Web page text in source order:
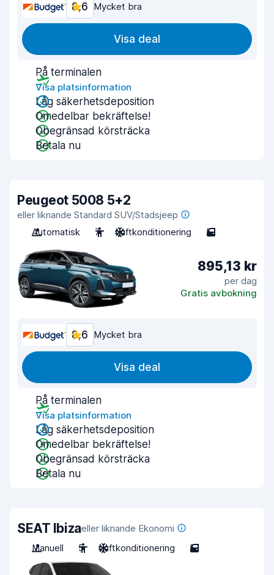
8,6 Mycket bra
Visa deal
På terminalen
Visa platsinformation
Låg säkerhetsdeposition
Omedelbar bekräftelse!
Obegränsad körsträcka
Betala nu
Peugeot 5008 5+2
eller liknande Standard SUV/Stadsjeep
Automatisk
7 Luftkonditionering 5
895,13 kr
per dag
Gratis avbokning
8,6 Mycket bra
Visa deal
På terminalen
Visa platsinformation
Låg säkerhetsdeposition
Omedelbar bekräftelse!
Obegränsad körsträcka
Betala nu
SEAT Ibizaeller liknande Ekonomi
Manuell
5 Luftkonditionering 5